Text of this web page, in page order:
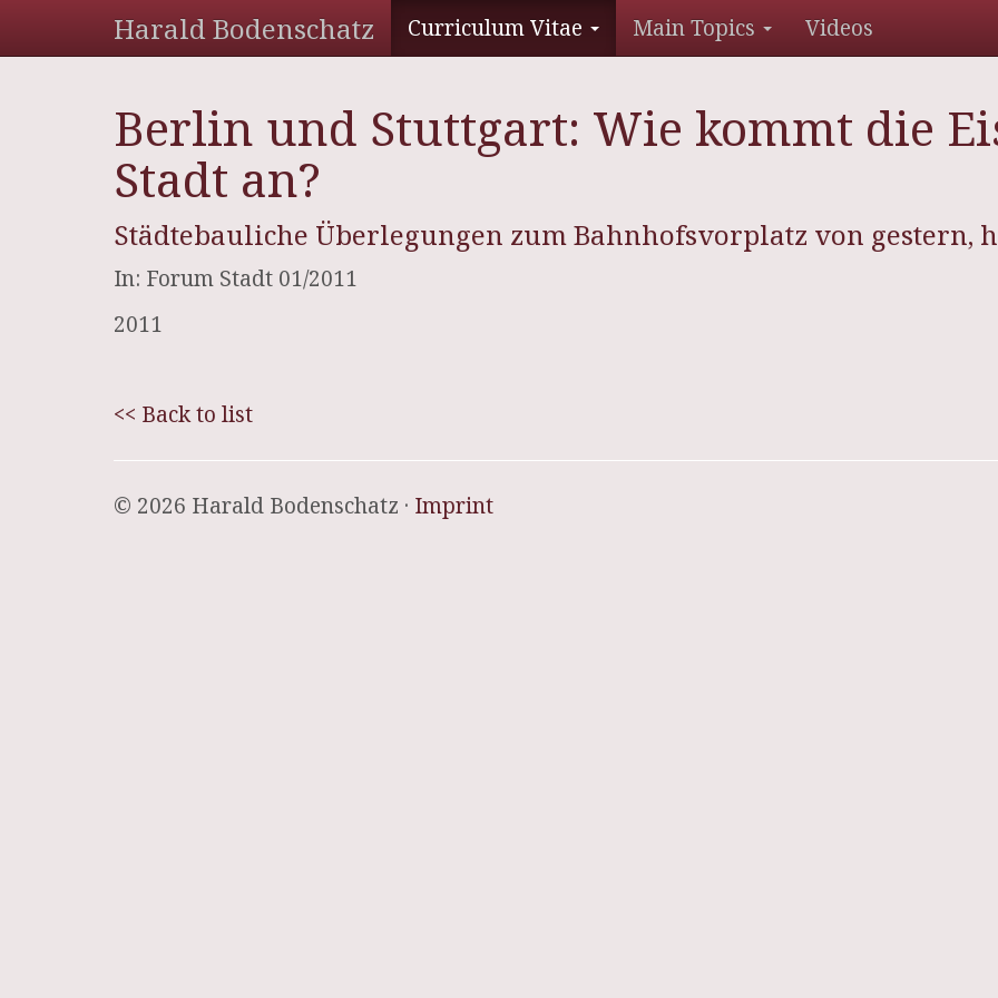
Harald Bodenschatz Curriculum Vitae Main Topics Videos
Berlin und Stuttgart: Wie kommt die
Stadt an?
Städtebauliche Überlegungen zum Bahnhofsvorplatz von gestern,
In: Forum Stadt 01/2011
2011
<< Back to list
© 2026 Harald Bodenschatz · Imprint